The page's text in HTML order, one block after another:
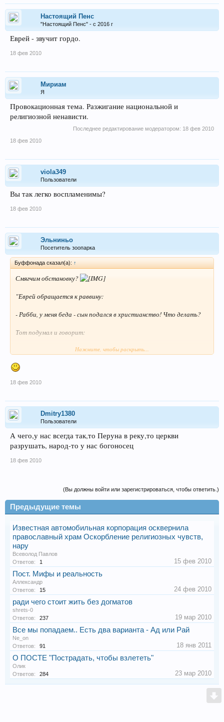
Настоящий Пенс
"Настоящий Пенс" - с 2016 г
Еврей - звучит гордо.
18 фев 2010
Мириам
Я
Провокационная тема. Разжигание национальной и
религиозной ненависти.
Последнее редактирование модератором: 18 фев 2010
18 фев 2010
viola349
Пользователи
Вы так легко воспламенимы?
18 фев 2010
Эльниньо
Посетитель зоопарка
Буффонада сказал(а): ↑
Смягчим обстановку?
"Еврей обращается к раввину:
- Рабби, у меня беда - сын подался в христианство! Что делать?
Тот подумал и говорит:
- Проблема сложная. Надо посоветоваться с богом.
Некоторое время он ходил советоваться, потом возвращается и
же проблемы..."(с)
Нажмите, чтобы раскрыть...
18 фев 2010
Dmitry1380
Пользователи
А чего,у нас всегда так,то Перуна в реку,то церкви
разрушать, народ-то у нас богоносец
18 фев 2010
(Вы должны войти или зарегистрироваться, чтобы ответить.)
Предыдущие темы
Известная автомобильная корпорация осквернила
православный храм Оскорбление религиозных чувств,
нару
Всеволод Павлов
Ответов:
1 15 фев 2010
Пост. Мифы и реальность
Аллександр
Ответов:
15 24 фев 2010
ради чего стоит жить без догматов
shrets-0
Ответов:
237 19 мар 2010
Все мы попадаем.. Есть два варианта - Ад или Рай
Ne_on
Ответов:
91 18 янв 2011
О ПОСТЕ "Пострадать, чтобы взлететь"
Олик
Ответов:
284 23 мар 2010